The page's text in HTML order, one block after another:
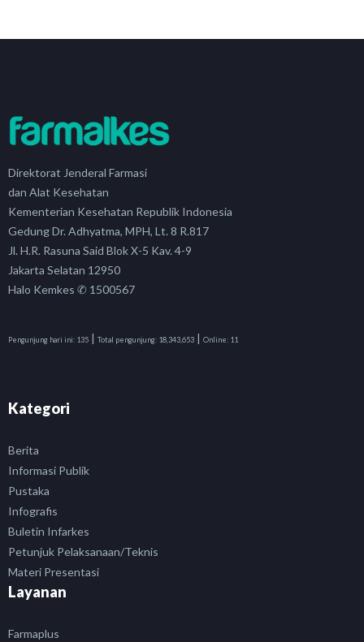
Direktorat Jenderal Farmasi
dan Alat Kesehatan
Kementerian Kesehatan Republik Indonesia
Gedung Dr. Adhyatma, MPH, Lt. 8 R.817
Jl. H.R. Rasuna Said Blok X-5 Kav. 4-9
Jakarta Selatan 12950
Halo Kemkes ✆ 1500567
Pengunjung hari ini: 135 | Total pengunjung: 18,343,653 | Online: 11
Kategori
Berita
Informasi Publik
Pustaka
Infografis
Buletin Infarkes
Petunjuk Pelaksanaan/Teknis
Materi Presentasi
Layanan
Farmaplus